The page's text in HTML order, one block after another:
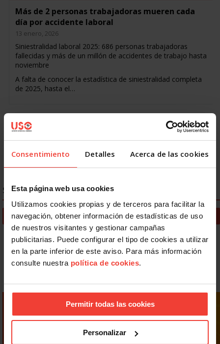
Consentimiento Detalles Acerca de las cookies
Esta página web usa cookies
Utilizamos cookies propias y de terceros para facilitar la
navegación, obtener información de estadísticas de uso
de nuestros visitantes y gestionar campañas
publicitarias. Puede configurar el tipo de cookies a utilizar
en la parte inferior de este aviso. Para más información
consulte nuestra política de cookies.
Permitir todas las cookies
Personalizar
Más de 2 personas trabajadoras mueren cada
día por accidente laboral
13 enero, 2026
Siniestralidad laboral 2025: 686 personas trabajadoras
fallecidas y más de un millón de accidentes de trabajo hasta
noviembre
A falta de conocer la estadística de siniestralidad completa
de 2025, hasta el…
« Primero 4
5
6
7 8 9 10
Siguiente
Último »
SALUD LABORAL
Noticias Salud laboral
Guía de Prevención de Riesgos Laborales
Documentos de Salud Laboral